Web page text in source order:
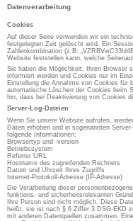
Datenverarbeitung
Cookies
Auf dieser Seite verwenden wir ein
festgelegten Zeit gelöscht wird. Ein
Zahlenkombination (z.B:
Website feststellen kann, welche
Sie haben die Möglichkeit, Ihren Browser
informiert werden und Cookies nur im
Einstellung die Annahme von Cookies für
automatische Löschen der Cookies beim
hin, dass bei Deaktivierung von Cookies
Server-Log-Dateien
Wenn Sie unsere Website aufrufen,
Daten erhoben und in sogenannten
folgende Informationen:
Browsertyp und -version
Betriebssystem
Referrer URL
Hostname des zugreifenden Rechners
Datum und Uhrzeit Ihres Zugriffs
Internet-Protokoll-Adresse (IP-Adresse)
Die Verarbeitung dieser
funktions- und sicherheitsrelevanten
Ihre Person sind nicht möglich. Diese
heißt, sie ist nach § 6 Ziffer 3 DSG-EKD
mit anderen Datenquellen zusammen.